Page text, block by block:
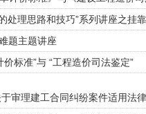
处理思路和技巧”系列讲座之挂
题主题讲座
标准”与 “工程造价司法鉴定”